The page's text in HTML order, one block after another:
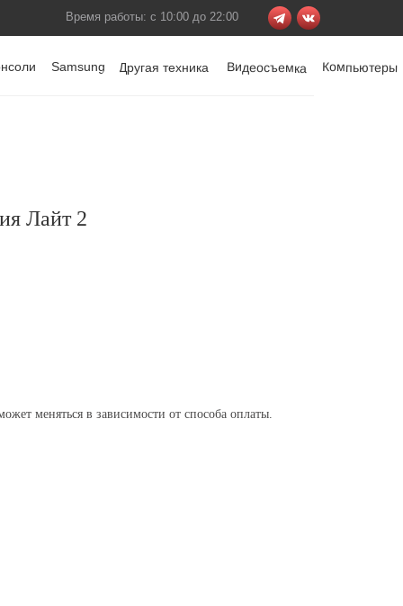
Время работы: с 10:00 до 22:00
Компьютеры
Видеосъемка
Другая техника
Samsung
Лайт 2
меняться в зависимости от способа оплаты.